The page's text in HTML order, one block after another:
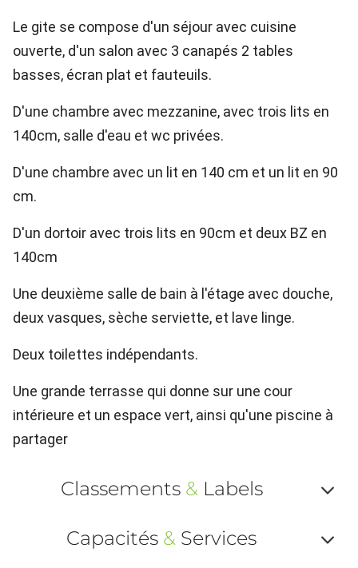
Le gite se compose d'un séjour avec cuisine
ouverte, d'un salon avec 3 canapés 2 tables
basses, écran plat et fauteuils.
D'une chambre avec mezzanine, avec trois lits en
140cm, salle d'eau et wc privées.
D'une chambre avec un lit en 140 cm et un lit en 90
cm.
D'un dortoir avec trois lits en 90cm et deux BZ en
140cm
Une deuxième salle de bain à l'étage avec douche,
deux vasques, sèche serviette, et lave linge.
Deux toilettes indépendants.
Une grande terrasse qui donne sur une cour
intérieure et un espace vert, ainsi qu'une piscine à
partager
Classements &Labels
ou
Capacités & Services